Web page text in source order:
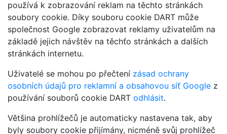
používá k zobrazování reklam na těchto stránkách
soubory cookie. Díky souboru cookie DART může
společnost Google zobrazovat reklamy uživatelům na
základě jejich návštěv na těchťo stránkách a dalších
stránkách internetu.
Uživatelé se mohou po přečtení zásad ochrany
osobních údajů pro reklamní a obsahovou síť Google z
používání souborů cookie DART odhlásit.
Většina prohlížečů je automaticky nastavena tak, aby
byly soubory cookie přijímány, nicméně svůj prohlížeč